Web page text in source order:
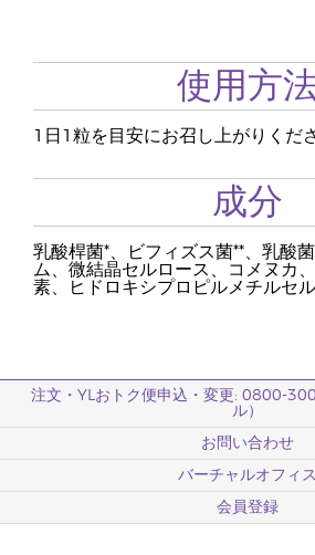
使用方
1日1粒を目安にお召し上がりくだ
成分
乳酸桿菌*、ビフィズス菌**、乳酸
ム、微結晶セルロース、コメヌカ
素、ヒドロキシプロピルメチルセ
注文・YLおトク便申込・変更: 0800-
ル）
お問い合わせ
バーチャルオフィス
会員登録